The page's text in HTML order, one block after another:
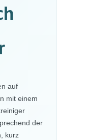
auf
mit einem
der
kurz